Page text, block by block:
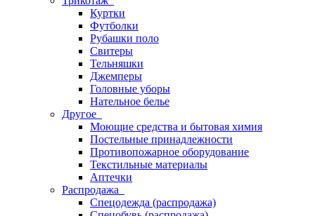
Куртки
Футболки
Рубашки поло
Свитеры
Тельняшки
Джемперы
Головные уборы
Нательное белье
Другое
Моющие средства и бытовая химия
Постельные принадлежности
Противопожарное оборудование
Текстильные материалы
Аптечки
Распродажа
Спецодежда (распродажа)